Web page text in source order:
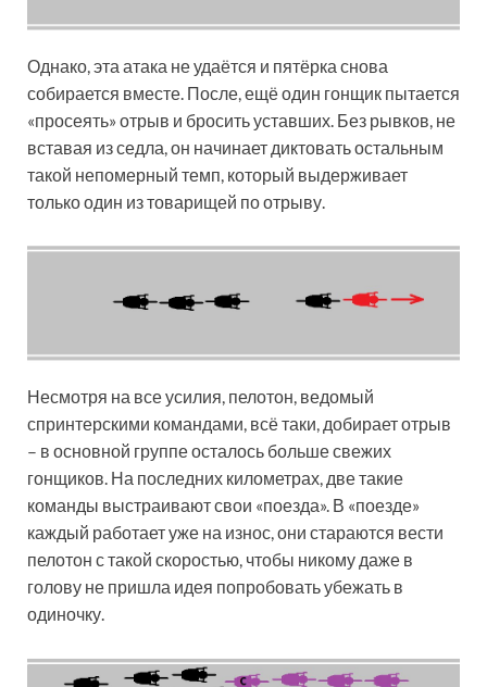
Однако, эта атака не удаётся и пятёрка снова
собирается вместе. После, ещё один гонщик пытается
«просеять» отрыв и бросить уставших. Без рывков, не
вставая из седла, он начинает диктовать остальным
такой непомерный темп, который выдерживает
только один из товарищей по отрыву.
Несмотря на все усилия, пелотон, ведомый
спринтерскими командами, всё таки, добирает отрыв
– в основной группе осталось больше свежих
гонщиков. На последних километрах, две такие
команды выстраивают свои «поезда». В «поезде»
каждый работает уже на износ, они стараются вести
пелотон с такой скоростью, чтобы никому даже в
голову не пришла идея попробовать убежать в
одиночку.